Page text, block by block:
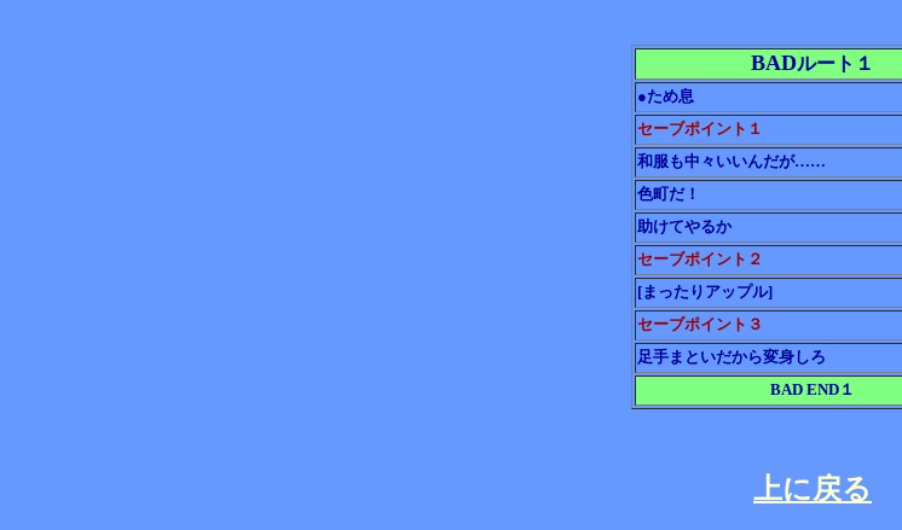
BADルート１
●ため息
セーブポイント１
和服も中々いいんだが……
色町だ！
助けてやるか
セーブポイント２
[まったりアップル]
セーブポイント３
足手まといだから変身しろ
BAD END １
上に戻る